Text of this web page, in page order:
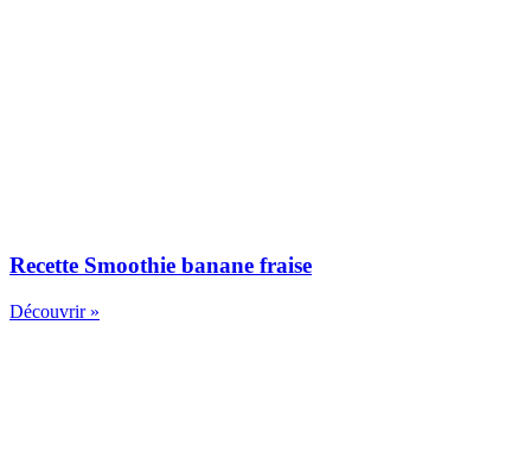
Recette Smoothie banane fraise
Découvrir »